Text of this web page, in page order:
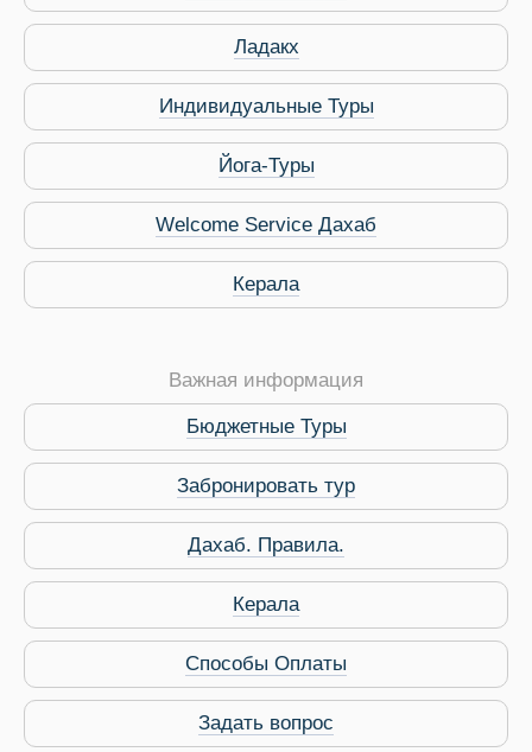
Виза в Индию
Ладакх
Индивидуальные Туры
Йога-Туры
Welcome Service Дахаб
Керала
Важная информация
Бюджетные Туры
Забронировать тур
Дахаб. Правила.
Керала
Способы Оплаты
Задать вопрос